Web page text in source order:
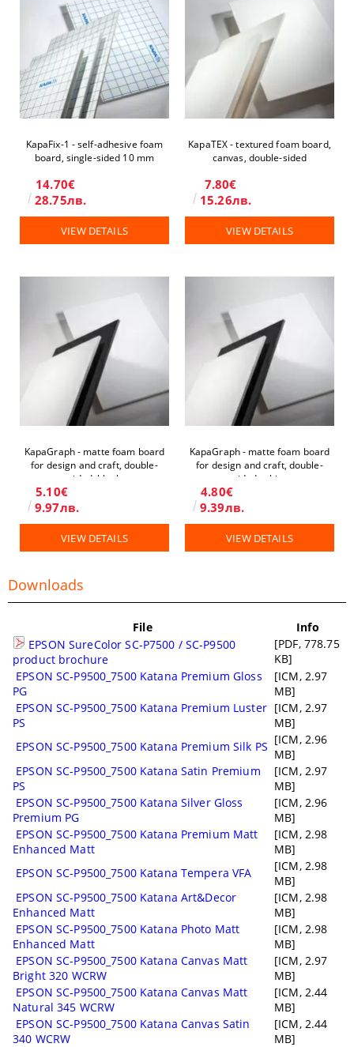
KapaFix-1 - self-adhesive foam
board, single-sided 10 mm
14.70€
28.75лв.
VIEW DETAILS
KapaTEX - textured foam board,
canvas, double-sided
7.80€
15.26лв.
VIEW DETAILS
KapaGraph - matte foam board
for design and craft, double-
sided, black
5.10€
9.97лв.
VIEW DETAILS
KapaGraph - matte foam board
for design and craft, double-
sided, white
4.80€
9.39лв.
VIEW DETAILS
Downloads
File
Info
EPSON SureColor SC-P7500 / SC-P9500
product brochure
[PDF, 778.75
KB]
EPSON SC-P9500_7500 Katana Premium Gloss
PG
[ICM, 2.97
MB]
EPSON SC-P9500_7500 Katana Premium Luster
PS
[ICM, 2.97
MB]
EPSON SC-P9500_7500 Katana Premium Silk PS [ICM, 2.96
MB]
EPSON SC-P9500_7500 Katana Satin Premium
PS
[ICM, 2.97
MB]
EPSON SC-P9500_7500 Katana Silver Gloss
Premium PG
[ICM, 2.96
MB]
EPSON SC-P9500_7500 Katana Premium Matt
Enhanced Matt
[ICM, 2.98
MB]
EPSON SC-P9500_7500 Katana Tempera VFA
[ICM, 2.98
MB]
EPSON SC-P9500_7500 Katana Art&Decor
Enhanced Matt
[ICM, 2.98
MB]
EPSON SC-P9500_7500 Katana Photo Matt
Enhanced Matt
[ICM, 2.98
MB]
EPSON SC-P9500_7500 Katana Canvas Matt
Bright 320 WCRW
[ICM, 2.97
MB]
EPSON SC-P9500_7500 Katana Canvas Matt
Natural 345 WCRW
[ICM, 2.44
MB]
EPSON SC-P9500_7500 Katana Canvas Satin
340 WCRW
[ICM, 2.44
MB]